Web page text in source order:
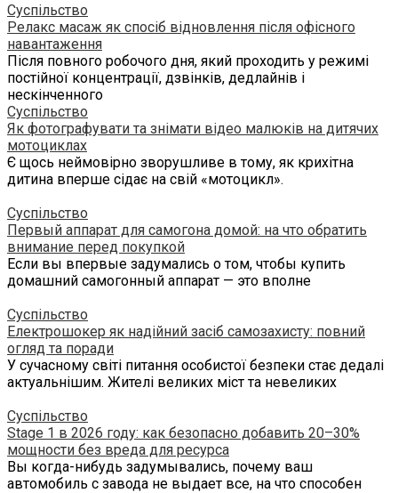
Суспільство
Релакс масаж як спосіб відновлення після офісного
навантаження
Після повного робочого дня, який проходить у режимі
постійної концентрації, дзвінків, дедлайнів і
нескінченного
Суспільство
Як фотографувати та знімати відео малюків на дитячих
мотоциклах
Є щось неймовірно зворушливе в тому, як крихітна
дитина вперше сідає на свій «мотоцикл».
Суспільство
Первый аппарат для самогона домой: на что обратить
внимание перед покупкой
Если вы впервые задумались о том, чтобы купить
домашний самогонный аппарат — это вполне
Суспільство
Електрошокер як надійний засіб самозахисту: повний
огляд та поради
У сучасному світі питання особистої безпеки стає дедалі
актуальнішим. Жителі великих міст та невеликих
Суспільство
Stage 1 в 2026 году: как безопасно добавить 20–30%
мощности без вреда для ресурса
Вы когда-нибудь задумывались, почему ваш
автомобиль с завода не выдает все, на что способен